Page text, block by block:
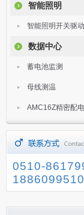
智能照明
智能照明开关驱
数据中心
蓄电池监测
母线测温
0510-